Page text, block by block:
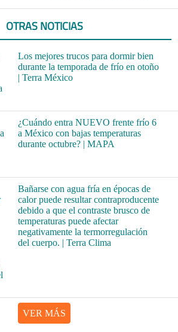
OTRAS NOTICIAS
Los mejores trucos para dormir bien
durante la temporada de frío en otoño
| Terra México
¿Cuándo entra NUEVO frente frío 6
a México con bajas temperaturas
durante octubre? | MAPA
Bañarse con agua fría en épocas de
calor puede resultar contraproducente
debido a que el contraste brusco de
temperaturas puede afectar
negativamente la termorregulación
del cuerpo. | Terra Clima
VER MÁS